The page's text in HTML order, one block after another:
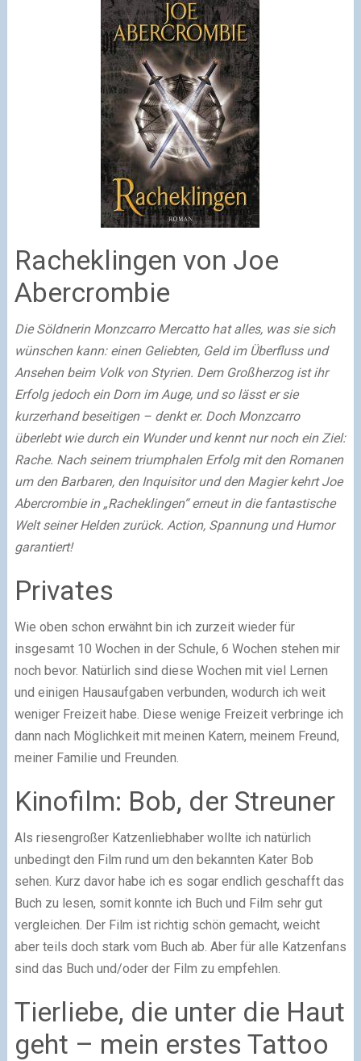
Racheklingen von Joe
Abercrombie
Die Söldnerin Monzcarro Mercatto hat alles, was sie sich
wünschen kann: einen Geliebten, Geld im Überfluss und
Ansehen beim Volk von Styrien. Dem Großherzog ist ihr
Erfolg jedoch ein Dorn im Auge, und so lässt er sie
kurzerhand beseitigen – denkt er. Doch Monzcarro
überlebt wie durch ein Wunder und kennt nur noch ein Ziel:
Rache. Nach seinem triumphalen Erfolg mit den Romanen
um den Barbaren, den Inquisitor und den Magier kehrt Joe
Abercrombie in „Racheklingen“ erneut in die fantastische
Welt seiner Helden zurück. Action, Spannung und Humor
garantiert!
Privates
Wie oben schon erwähnt bin ich zurzeit wieder für
insgesamt 10 Wochen in der Schule, 6 Wochen stehen mir
noch bevor. Natürlich sind diese Wochen mit viel Lernen
und einigen Hausaufgaben verbunden, wodurch ich weit
weniger Freizeit habe. Diese wenige Freizeit verbringe ich
dann nach Möglichkeit mit meinen Katern, meinem Freund,
meiner Familie und Freunden.
Kinofilm: Bob, der Streuner
Als riesengroßer Katzenliebhaber wollte ich natürlich
unbedingt den Film rund um den bekannten Kater Bob
sehen. Kurz davor habe ich es sogar endlich geschafft das
Buch zu lesen, somit konnte ich Buch und Film sehr gut
vergleichen. Der Film ist richtig schön gemacht, weicht
aber teils doch stark vom Buch ab. Aber für alle Katzenfans
sind das Buch und/oder der Film zu empfehlen.
Tierliebe, die unter die Haut
geht – mein erstes Tattoo